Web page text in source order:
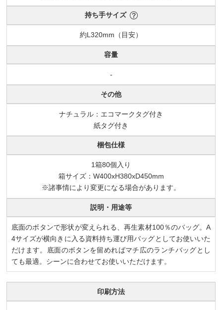
持ち手サイズ
約L320mm（目安）
容量
-
その他
ナチュラル：エコマークタグ付き
紙タグ付き
梱包仕様
1箱80個入り
箱サイズ：W400xH380xD450mm
※諸事情により変更になる場合があります。
説明・用途等
底面のボタンで形状が変えられる、再生素材100％のバッグ。A
4サイズが横向きに入る資料持ち運び用バッグとしてお使いいた
だけます。底面のボタンを留めればマチ広のランチバッグとし
ても最適。シーンに合わせてお使いいただけます。
印刷方法